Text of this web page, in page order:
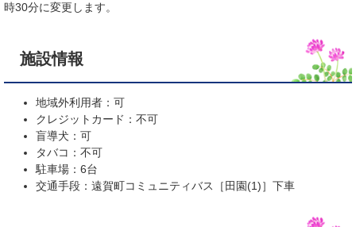
時30分に変更します。
施設情報
地域外利用者：可
クレジットカード：不可
盲導犬：可
タバコ：不可
駐車場：6台
交通手段：遠賀町コミュニティバス［田園(1)］下車